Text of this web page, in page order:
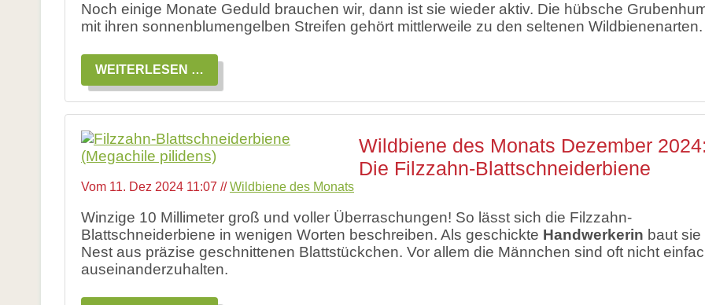
Noch einige Monate Geduld brauchen wir, dann ist sie wieder aktiv. Die hübsche
mit ihren sonnenblumengelben Streifen gehört mittlerweile zu den seltenen Wildbienenarten.
WEITERLESEN …
DES
MONATS
JANUAR
2025:
DIE
GRUBENHUMMEL
Wildbiene des Monats Dezember
Die Filzzahn-Blattschneiderbiene
Vom 11. Dez 2024 11:07 //Wildbiene des Monats
Winzige 10 Millimeter groß und voller Überraschungen! So lässt sich die Filzzahn-
Blattschneiderbiene in wenigen Worten beschreiben. Als geschickte Handwerkerin baut sie
Nest aus präzise geschnittenen Blattstückchen. Vor allem die Männchen sind oft nicht
auseinanderzuhalten.